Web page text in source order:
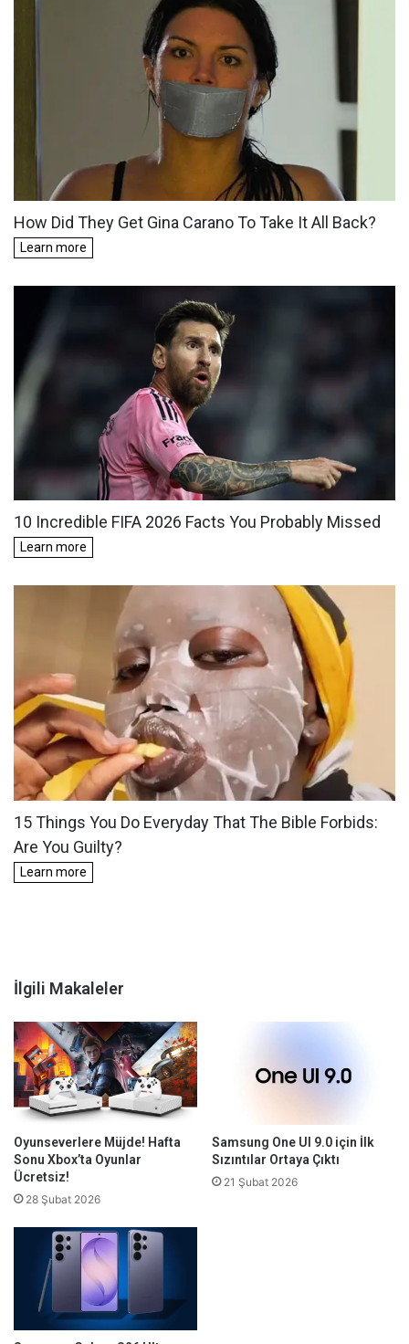
İlgili Makaleler
Oyunseverlere Müjde! Hafta
Sonu Xbox’ta Oyunlar
Ücretsiz!
28 Şubat 2026
Samsung One UI 9.0 için İlk
Sızıntılar Ortaya Çıktı
21 Şubat 2026